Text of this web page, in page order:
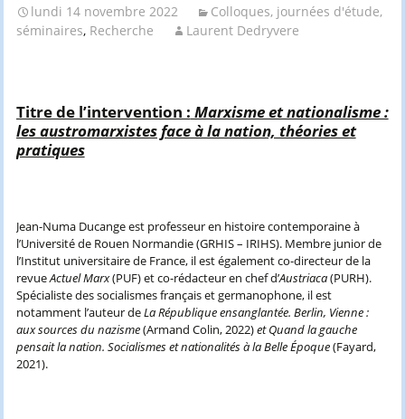
lundi 14 novembre 2022
Colloques, journées d'étude,
séminaires, Recherche Laurent Dedryvere
Titre de l’intervention : Marxisme et nationalisme :
les austromarxistes face à la nation, théories et
pratiques
Jean-Numa Ducange est professeur en histoire contemporaine à
l’Université de Rouen Normandie (GRHIS – IRIHS). Membre junior de
l’Institut universitaire de France, il est également co-directeur de la
revueActuel Marx(PUF) et co-rédacteur en chef d’Austriaca(PURH).
Spécialiste des socialismes français et germanophone, il est
notamment l’auteur deLa République ensanglantée. Berlin, Vienne :
aux sources du nazisme(Armand Colin, 2022)et Quand la gauche
pensait la nation. Socialismes et nationalités à la Belle Époque(Fayard,
2021).